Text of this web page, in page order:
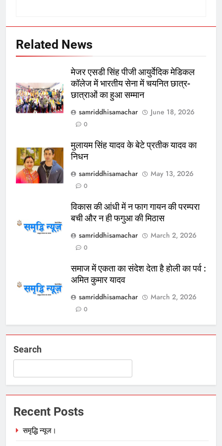
Related News
मेजर एसडी सिंह पीजी आयुर्वेदिक मेडिकल
कॉलेज में भारतीय सेना में चयनित छात्र-
छात्राओं का हुआ सम्मान
samriddhisamachar
June 18, 2026
0
मुलायम सिंह यादव के बेटे प्रतीक यादव का
निधन
samriddhisamachar
May 13, 2026
0
विकास की आंधी में न फाग गायन की परम्परा
बची और न ही फगुआ की मिठास
samriddhisamachar
March 2, 2026
0
समाज में एकता का संदेश देता है होली का पर्व :
अमित कुमार यादव
samriddhisamachar
March 2, 2026
0
Search
Recent Posts
समृद्धि न्यूज।